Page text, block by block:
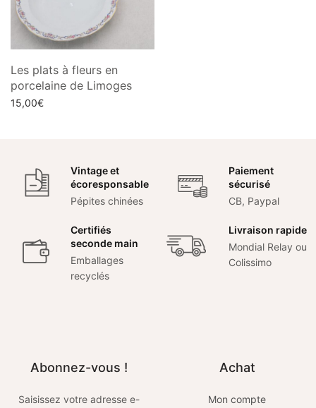
Les plats à fleurs en
porcelaine de Limoges
15,00€
Vintage et
écoresponsable
Pépites chinées
Paiement
sécurisé
CB, Paypal
Certifiés
seconde main
Emballages
recyclés
Livraison rapide
Mondial Relay ou
Colissimo
Abonnez-vous !
Saisissez votre adresse e-
Achat
Mon compte